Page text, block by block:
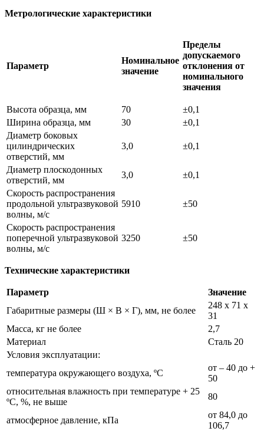
Метрологические характеристики
Параметр
Номинальное
значение
Пределы
допускаемого
отклонения от
номинального
значения
Высота образца, мм 70
±0,1
Ширина образца, мм
30
±0,1
Диаметр боковых
цилиндрических
отверстий, мм
3,0 ±0,1
Диаметр плоскодонных
отверстий, мм
3,0
±0,1
Скорость распространения
продольной ультразвуковой
волны, м/с
5910 ±50
Скорость распространения
поперечной ультразвуковой
волны, м/с
3250 ±50
Технические характеристики
Параметр
Значение
Габаритные размеры (Ш × В × Г), мм, не более
248 x 71 x
31
Масса, кг не более
2,7
Материал
Сталь 20
Условия эксплуатации:
температура окружающего воздуха, ºС
от – 40 до +
50
относительная влажность при температуре + 25
ºС, %, не выше
80
атмосферное давление, кПа
от 84,0 до
106,7